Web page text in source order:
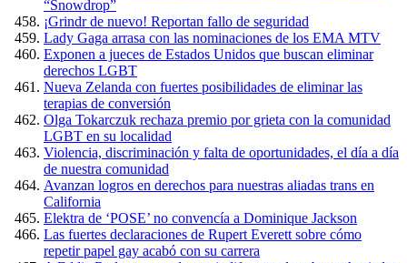
“Snowdrop”
¡Grindr de nuevo! Reportan fallo de seguridad
Lady Gaga arrasa con las nominaciones de los EMA MTV
Exponen a jueces de Estados Unidos que buscan eliminar
derechos LGBT
Nueva Zelanda con fuertes posibilidades de eliminar las
terapias de conversión
Olga Tokarczuk rechaza premio por grieta con la comunidad
LGBT en su localidad
Violencia, discriminación y falta de oportunidades, el día a día
de nuestra comunidad
Avanzan logros en derechos para nuestras aliadas trans en
California
Elektra de ‘POSE’ no convencía a Dominique Jackson
Las fuertes declaraciones de Rupert Everett sobre cómo
repetir papel gay acabó con su carrera